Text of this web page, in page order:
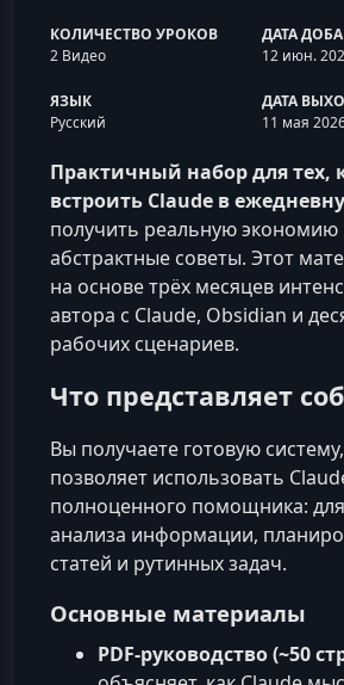
КОЛИЧЕСТВО УРОКОВ
2 Видео
ДАТА
12 июн.
ЯЗЫК
Русский
ДАТА
11 мая
Практичный набор для тех,
встроить Claude в
получить реальную экономию
абстрактные советы. Этот
на основе трёх месяцев
автора с Claude, Obsidian и
рабочих сценариев.
Что представляет
Вы получаете готовую
позволяет использовать
полноценного помощника:
анализа информации,
статей и рутинных задач.
Основные материалы
PDF‑руководство (~50